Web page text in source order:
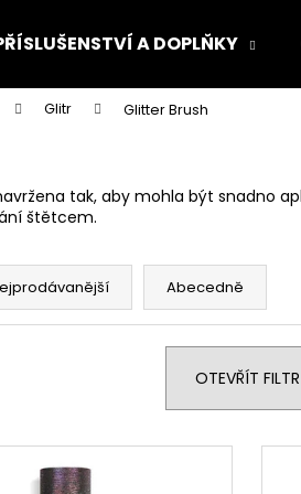
A DOPLŇKY
Glitr Glitter Brush
tak, aby mohla být snadno
štětcem.
Abecedně
OTEVŘÍT FILTR
Co potřebujete najít?
Doporučujeme